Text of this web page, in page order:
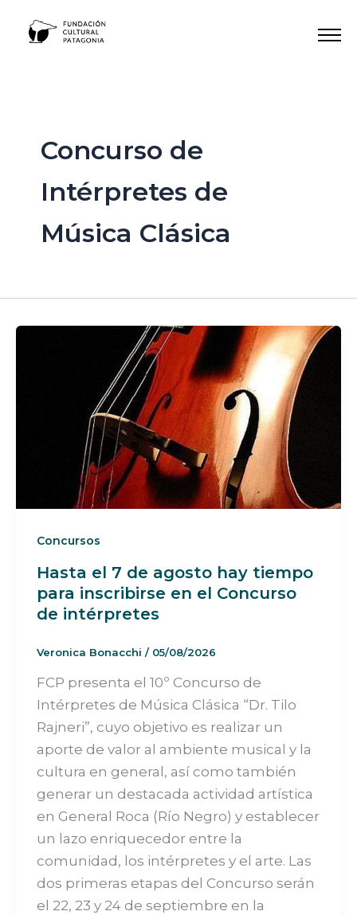
Concurso de
Intérpretes de
Música Clásica
Concursos
Hasta el 7 de agosto hay tiempo
para inscribirse en el Concurso
de intérpretes
Veronica Bonacchi / 05/08/2026
FCP presenta el 10º Concurso de
Intérpretes de Música Clásica “Dr. Tilo
Rajneri”, cuyo objetivo es realizar un
aporte de valor al ambiente musical y la
cultura en general, así como también
generar un destacada actividad artística
en General Roca (Río Negro) y establecer
un lazo enriquecedor entre la
comunidad, los intérpretes y el arte. Las
dos primeras etapas del Concurso serán
el 22, 23 y 24 de septiembre en la